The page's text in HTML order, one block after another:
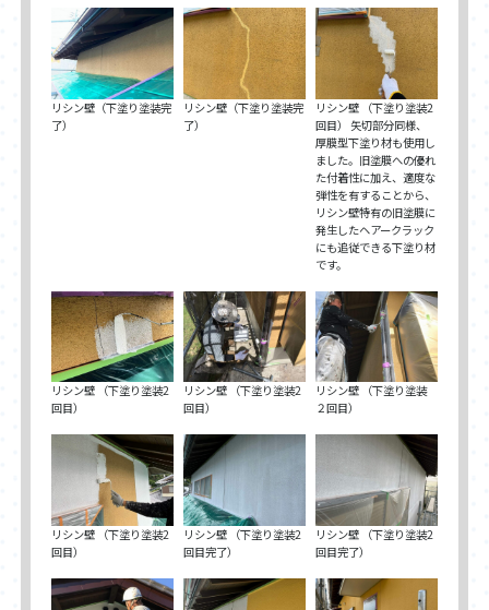
リシン壁（下塗り塗装完
了）
リシン壁（下塗り塗装完
了）
リシン壁 （下塗り塗装2
回目） 矢切部分同様、
厚膜型下塗り材も使用し
ました。旧塗膜への優れ
た付着性に加え、適度な
弾性を有することから、
リシン壁特有の旧塗膜に
発生したヘアークラック
にも追従できる下塗り材
です。
リシン壁 （下塗り塗装2
回目）
リシン壁 （下塗り塗装2
回目）
リシン壁 （下塗り塗装
２回目）
リシン壁 （下塗り塗装2
回目）
リシン壁 （下塗り塗装2
回目完了）
リシン壁 （下塗り塗装2
回目完了）